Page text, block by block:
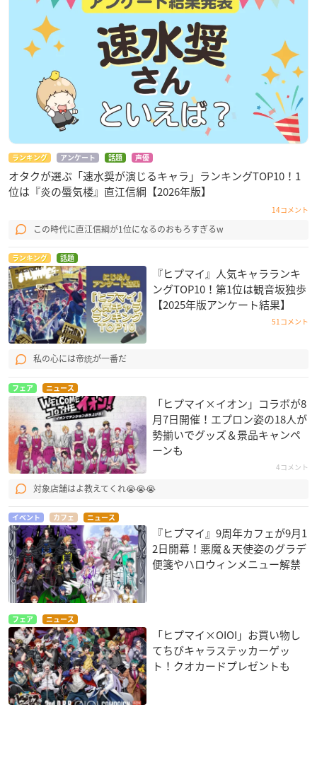
ランキング アンケート 話題 声優
オタクが選ぶ「速水奨が演じるキャラ」ランキングTOP10！1
位は『炎の蜃気楼』直江信綱【2026年版】
14コメント
この時代に直江信綱が1位になるのおもろすぎるw
ランキング 話題
『ヒプマイ』人気キャラランキ
ングTOP10！第1位は観音坂独歩
【2025年版アンケート結果】
51コメント
私の心には帝统が一番だ
フェア ニュース
「ヒプマイ×イオン」コラボが8
月7日開催！エプロン姿の18人が
勢揃いでグッズ＆景品キャンペ
ーンも
4コメント
対象店舗はよ教えてくれ😭😭😭
イベント カフェ ニュース
『ヒプマイ』9周年カフェが9月1
2日開幕！悪魔＆天使姿のグラデ
便箋やハロウィンメニュー解禁
フェア ニュース
「ヒプマイ×OIOI」お買い物し
てちびキャラステッカーゲッ
ト！クオカードプレゼントも